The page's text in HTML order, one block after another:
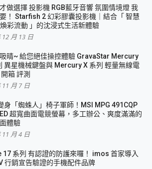
做選擇 投影機 RGB藍牙音響 氛圍情境燈 我
！ Starfish 2 幻彩膠囊投影機｜結合「 智慧
彩流動 」的沈浸式生活新體驗
12 月 13 日
晴~ 給您絕佳操控體驗 GravaStar Mercury
異星機械鍵盤與 Mercury X 系列 輕量無線電
箱 評測
11 月 7 日
身「蜘蛛人」椅子軍師！MSI MPG 491CQP
超寬曲面電競螢幕，多工辦公、爽度滿滿的
體驗
11 月 4 日
17 系列 有認證的防護來囉！ imos 首家導入
行銷宣告驗證的手機配件品牌